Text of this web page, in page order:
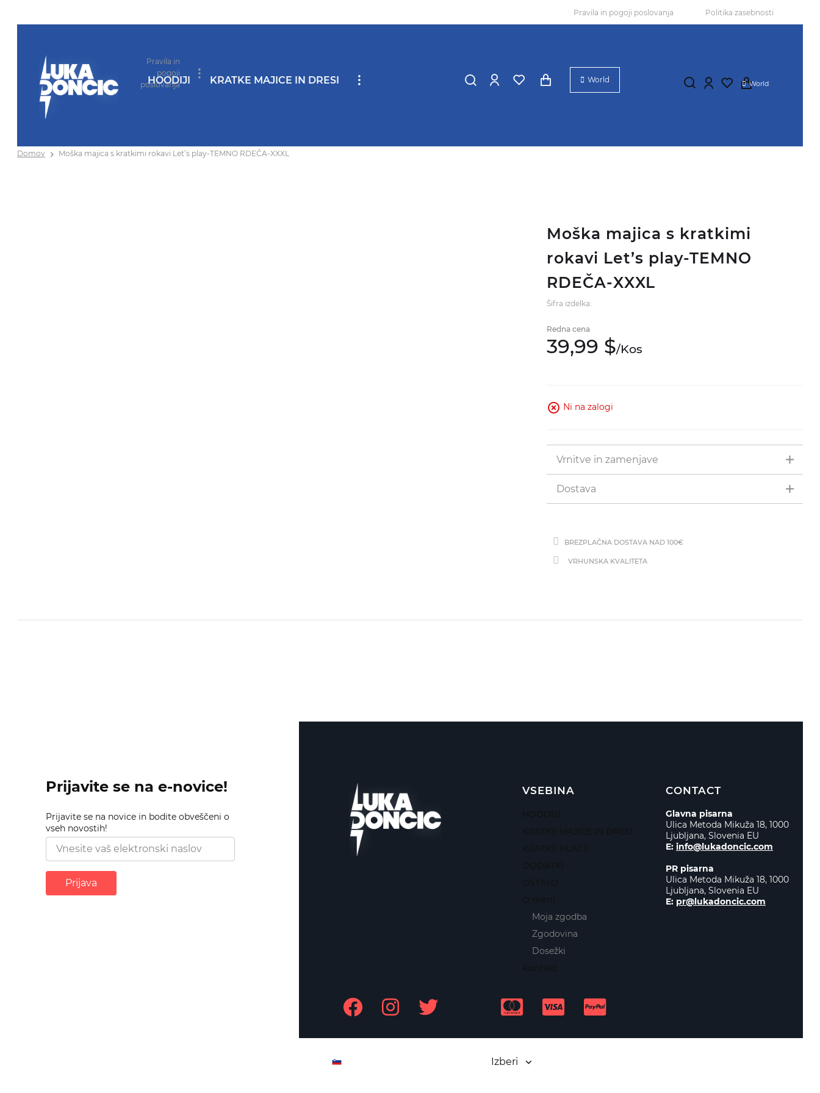
Pravila in pogoji poslovanja Politika zasebnosti
Pravila in
pogoji
poslovanja
HOODIJI KRATKE MAJICE IN DRESI World World
Domov Moška majica s kratkimi rokavi Let’s play-TEMNO RDEČA-XXXL
Moška majica s kratkimi
rokavi Let’s play-TEMNO
RDEČA-XXXL
Šifra izdelka:
Redna cena
39,99 $/Kos
Ni na zalogi
Vrnitve in zamenjave
Dostava
BREZPLAČNA DOSTAVA NAD 100€
VRHUNSKA KVALITETA
Prijavite se na e-novice!
Prijavite se na novice in bodite obveščeni o
vseh novostih!
Prijava
VSEBINA
Moja zgodba
Zgodovina
Dosežki
CONTACT
Glavna pisarna
Ulica Metoda Mikuža 18, 1000
Ljubljana, Slovenia EU
E: info@lukadoncic.com
PR pisarna
Ulica Metoda Mikuža 18, 1000
Ljubljana, Slovenia EU
E: pr@lukadoncic.com
Izberi